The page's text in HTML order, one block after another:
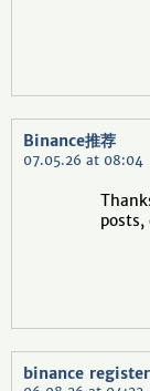
Binance推荐
07.05.26 at 08:04
posts,
binance register